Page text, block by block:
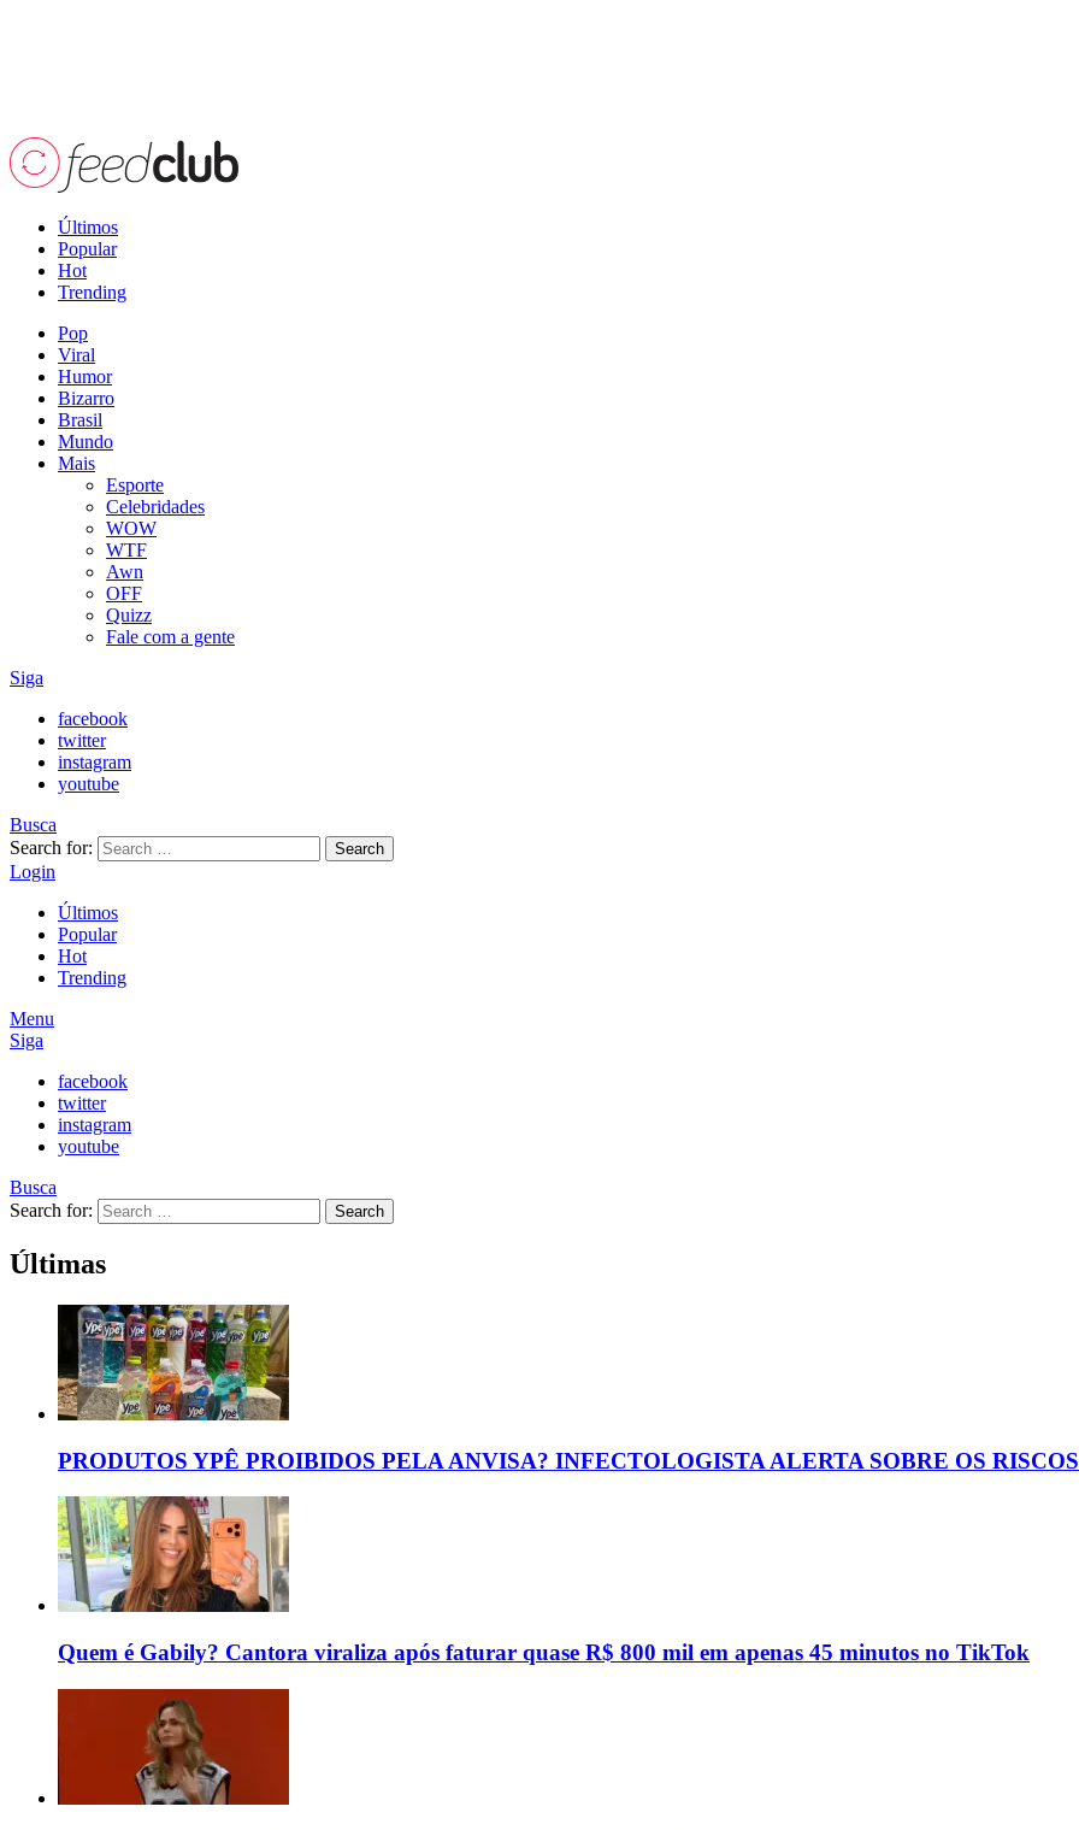
Últimos
Popular
Hot
Trending
Pop
Viral
Humor
Bizarro
Brasil
Mundo
Mais
Esporte
Celebridades
WOW
WTF
Awn
OFF
Quizz
Fale com a gente
Siga
facebook
twitter
instagram
youtube
Busca
Search for:
Search
Login
Últimos
Popular
Hot
Trending
Menu
Siga
facebook
twitter
instagram
youtube
Busca
Search for:
Search
Últimas
PRODUTOS YPÊ PROIBIDOS PELA ANVISA? INFECTOLOGISTA ALERTA SOBRE OS
Quem é Gabily? Cantora viraliza após faturar quase R$ 800 mil em apenas 45 minutos no TikTok